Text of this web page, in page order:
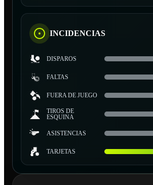
INCIDENCIAS
DISPAROS
FALTAS
FUERA DE JUEGO
TIROS DE
ESQUINA
ASISTENCIAS
TARJETAS